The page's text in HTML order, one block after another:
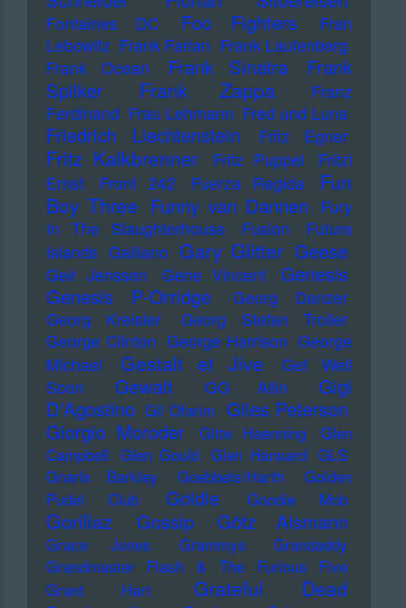
Fontaines DC Foo Fighters
Fran
Lebowitz Frank Farian Frank Laufenberg
Frank Ocean
Frank Sinatra
Frank
Spilker
Frank Zappa
Franz
Ferdinand Frau Lehmann Fred und Luna
Friedrich Liechtenstein Fritz Egner
Fritz Kalkbrenner Fritz Puppel
Fritzi
Ernst
Front 242 Fuerza Regida
Fun
Boy Three Funny van Dannen Fury
In The Slaughterhouse
Fusion
Future
Islands Galliano Gary Glitter Geese
Geir Jenssen Gene Vincent
Genesis
Genesis P-Orridge
Georg Danzer
Georg Kreisler
Georg Stefan Troller
George Clinton George Harrison George
Michael
Gestalt et Jive
Get Well
Soon
Gewalt GG Allin
Gigi
D'Agostino Gil Ofarim Giles Peterson
Giorgio Moroder
Gitte Haenning
Glen
Campbell Glen Gould Glen Hansard GLS
Gnarls Barkley
Goebbels/Harth
Golden
Pudel Club
Goldie Goodie Mob
Gorillaz Gossip Götz Alsmann
Grace Jones Grammys
Grandaddy
Grandmaster Flash & The Furious Five
Grant Hart
Grateful Dead